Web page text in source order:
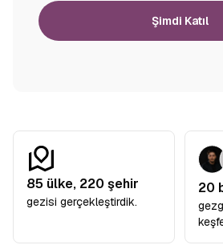
Şimdi Katıl
85 ülke, 220 şehir
gezisi gerçekleştirdik.
20